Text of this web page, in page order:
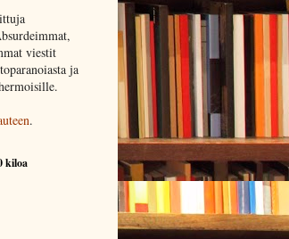
viestit
ja
.
kiloa